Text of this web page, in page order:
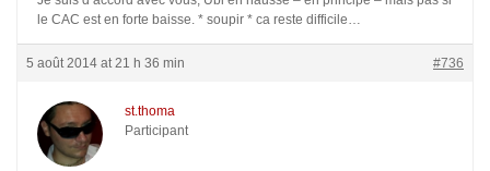
le CAC est en forte baisse. * soupir * ca reste difficile…
5 août 2014 at 21 h 36 min #736
st.thoma
Participant